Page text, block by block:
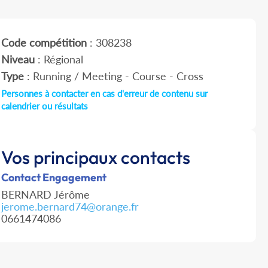
Code compétition: 308238
Niveau: Régional
Type: Running / Meeting - Course - Cross
Personnes à contacter en cas d'erreur de contenu sur
calendrier ou résultats
Vos principaux contacts
Contact Engagement
BERNARD Jérôme
jerome.bernard74@orange.fr
0661474086